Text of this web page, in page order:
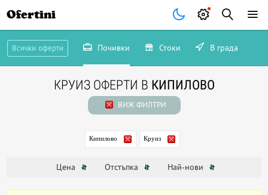
Ofertini
Всички оферти Почивки Стоки В града
КРУИЗ ОФЕРТИ В КИПИЛОВО
ВИЖ ФИЛТРИ
Кипилово Круиз
Цена Отстъпка Най-нови